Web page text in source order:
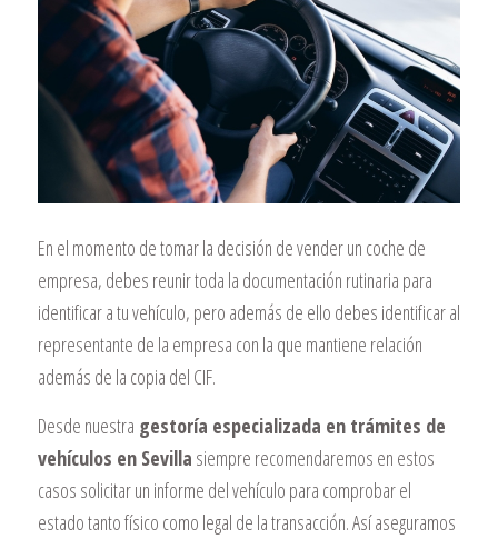
En el momento de tomar la decisión de vender un coche de
empresa, debes reunir toda la documentación rutinaria para
identificar a tu vehículo, pero además de ello debes identificar al
representante de la empresa con la que mantiene relación
además de la copia del CIF.
Desde nuestra gestoría especializada en trámites de
vehículos en Sevilla siempre recomendaremos en estos
casos solicitar un informe del vehículo para comprobar el
estado tanto físico como legal de la transacción. Así aseguramos